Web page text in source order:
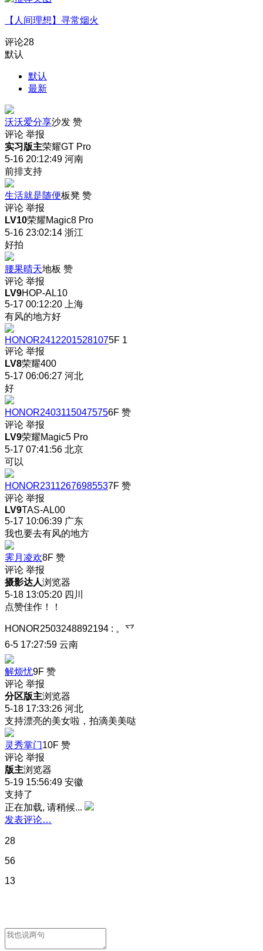
【人间理想】寻常烟火
评论28
默认
默认
最新
沃沃爱分享沙发 赞
评论 举报
实习版主荣耀GT Pro
5-16 20:12:49 河南
前排支持
生活就是随便板凳 赞
评论 举报
LV10荣耀Magic8 Pro
5-16 23:02:14 浙江
好拍
腰果晴天地板 赞
评论 举报
LV9HOP-AL10
5-17 00:12:20
上海
有风的地方好
HONOR24122015281075F 1
评论 举报
LV8荣耀400
5-17 06:06:27 河北
好
HONOR24031150475756F 赞
评论 举报
LV9荣耀Magic5 Pro
5-17 07:41:56 北京
可以
HONOR23112676985537F 赞
评论 举报
LV9TAS-AL00
5-17 10:06:39 广东
我也要去有风的地方
霁月凌欢8F 赞
评论 举报
摄影达人浏览器
5-18 13:05:20 四川
点赞佳作！！
HONOR2503248892194 : 。乊
6-5 17:27:59 云南
解烦忧9F 赞
评论 举报
分区版主浏览器
5-18 17:33:26 河北
支持漂亮的美女啦，拍滴美美哒
灵秀掌门10F 赞
评论 举报
版主浏览器
5-19 15:56:49 安徽
支持了
正在加载, 请稍候...
发表评论…
28
56
13